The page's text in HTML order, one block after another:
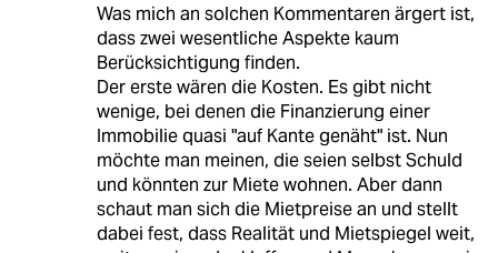
Was mich an solchen Kommentaren ärgert ist,
dass zwei wesentliche Aspekte kaum
Berücksichtigung finden.
Der erste wären die Kosten. Es gibt nicht
wenige, bei denen die Finanzierung einer
Immobilie quasi "auf Kante genäht" ist. Nun
möchte man meinen, die seien selbst Schuld
und könnten zur Miete wohnen. Aber dann
schaut man sich die Mietpreise an und stellt
dabei fest, dass Realität und Mietspiegel weit,